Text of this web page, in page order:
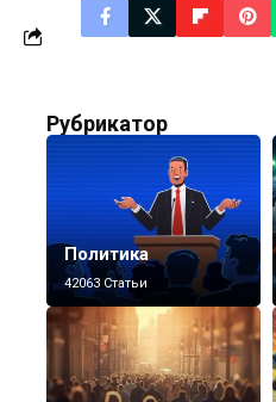
Рубрикатор
Политика
42063 Статьи